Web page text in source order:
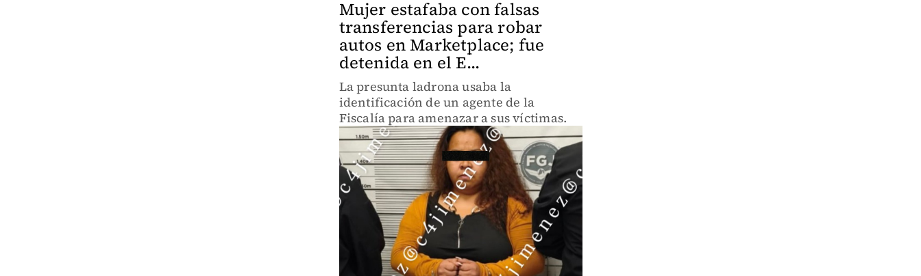
Mujer estafaba con falsas
transferencias para robar
autos en Marketplace; fue
detenida en el E...
La presunta ladrona usaba la
identificación de un agente de la
Fiscalía para amenazar a sus víctimas.